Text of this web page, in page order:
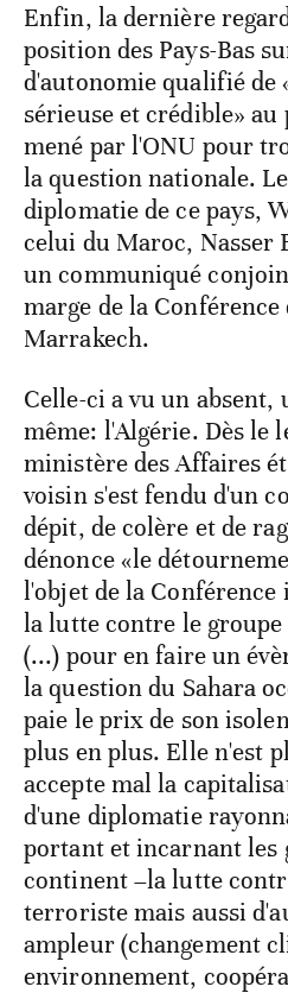
Enfin, la dernière
position des Pays-Bas
d'autonomie qualifié
sérieuse et crédible»
mené par l'ONU pour
la question nationale.
diplomatie de ce pays,
celui du Maroc, Nasser
un communiqué
marge de la
Marrakech.
Celle-ci a vu un absent,
même: l'Algérie. Dès le
ministère des Affaires
voisin s'est fendu d'un
dépit, de colère et de
dénonce «le
l'objet de la
la lutte contre le
(...) pour en faire un
la question du Sahara
paie le prix de son
plus en plus. Elle n'est
accepte mal la
d'une diplomatie
portant et incarnant les
continent –la lutte
terroriste mais aussi
ampleur (changement
environnement,